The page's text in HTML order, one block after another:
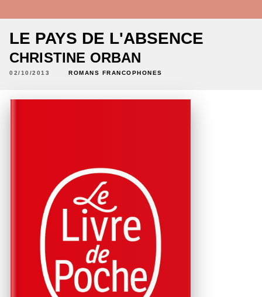
LE PAYS DE L'ABSENCE
CHRISTINE ORBAN
02/10/2013 ROMANS FRANCOPHONES